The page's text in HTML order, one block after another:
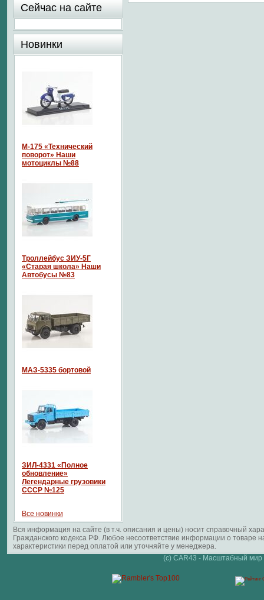
Сейчас на сайте
Новинки
М-175 «Технический
поворот» Наши
мотоциклы №88
Троллейбус ЗИУ-5Г
«Старая школа» Наши
Автобусы №83
МАЗ-5335 бортовой
ЗИЛ-4331 «Полное
обновление»
Легендарные грузовики
СССР №125
Все новинки
Вся информация на сайте (в т.ч. описания и цены) носит справочный
Гражданского кодекса РФ. Любое несоответствие информации о
характеристики перед оплатой или уточняйте у менеджера.
(c) CAR43 - Масштабный мир